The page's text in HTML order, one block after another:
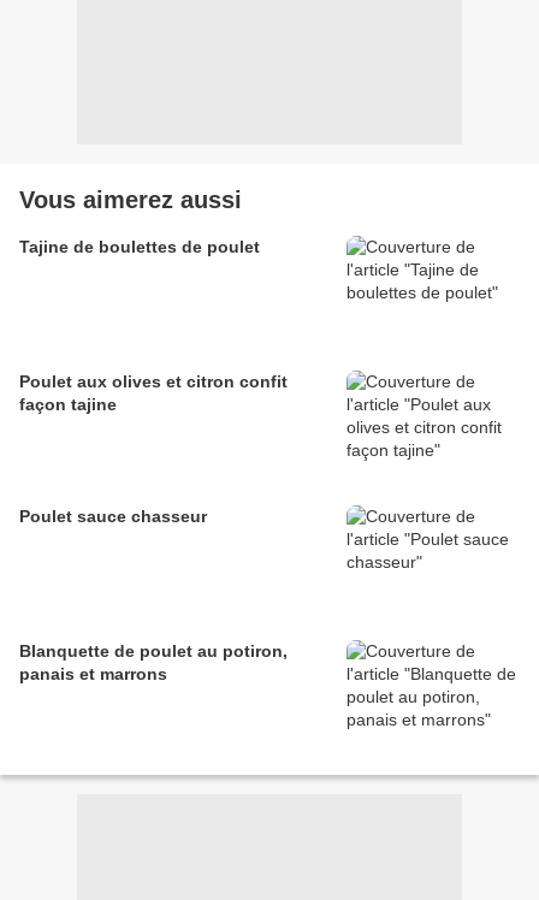
Vous aimerez aussi
Tajine de boulettes de poulet
Poulet aux olives et citron confit
façon tajine
Poulet sauce chasseur
Blanquette de poulet au potiron,
panais et marrons